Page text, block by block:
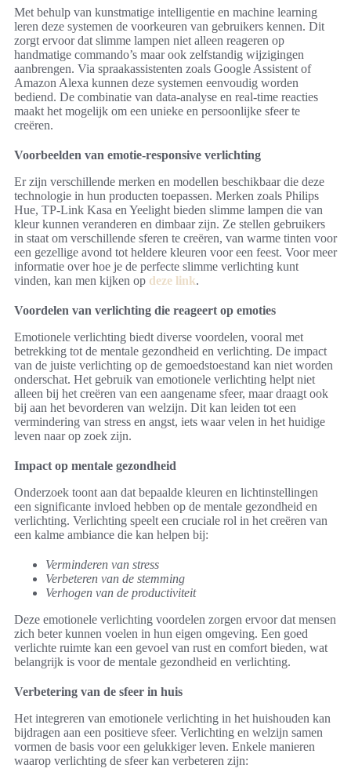
Met behulp van kunstmatige intelligentie en machine learning
leren deze systemen de voorkeuren van gebruikers kennen. Dit
zorgt ervoor dat slimme lampen niet alleen reageren op
handmatige commando’s maar ook zelfstandig wijzigingen
aanbrengen. Via spraakassistenten zoals Google Assistent of
Amazon Alexa kunnen deze systemen eenvoudig worden
bediend. De combinatie van data-analyse en real-time reacties
maakt het mogelijk om een unieke en persoonlijke sfeer te
creëren.
Voorbeelden van emotie-responsive verlichting
Er zijn verschillende merken en modellen beschikbaar die deze
technologie in hun producten toepassen. Merken zoals Philips
Hue, TP-Link Kasa en Yeelight bieden slimme lampen die van
kleur kunnen veranderen en dimbaar zijn. Ze stellen gebruikers
in staat om verschillende sferen te creëren, van warme tinten voor
een gezellige avond tot heldere kleuren voor een feest. Voor meer
informatie over hoe je de perfecte slimme verlichting kunt
vinden, kan men kijken op deze link.
Voordelen van verlichting die reageert op emoties
Emotionele verlichting biedt diverse voordelen, vooral met
betrekking tot de mentale gezondheid en verlichting. De impact
van de juiste verlichting op de gemoedstoestand kan niet worden
onderschat. Het gebruik van emotionele verlichting helpt niet
alleen bij het creëren van een aangename sfeer, maar draagt ook
bij aan het bevorderen van welzijn. Dit kan leiden tot een
vermindering van stress en angst, iets waar velen in het huidige
leven naar op zoek zijn.
Impact op mentale gezondheid
Onderzoek toont aan dat bepaalde kleuren en lichtinstellingen
een significante invloed hebben op de mentale gezondheid en
verlichting. Verlichting speelt een cruciale rol in het creëren van
een kalme ambiance die kan helpen bij:
Verminderen van stress
Verbeteren van de stemming
Verhogen van de productiviteit
Deze emotionele verlichting voordelen zorgen ervoor dat mensen
zich beter kunnen voelen in hun eigen omgeving. Een goed
verlichte ruimte kan een gevoel van rust en comfort bieden, wat
belangrijk is voor de mentale gezondheid en verlichting.
Verbetering van de sfeer in huis
Het integreren van emotionele verlichting in het huishouden kan
bijdragen aan een positieve sfeer. Verlichting en welzijn samen
vormen de basis voor een gelukkiger leven. Enkele manieren
waarop verlichting de sfeer kan verbeteren zijn: